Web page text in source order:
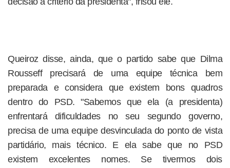
Queiroz disse, ainda, que o partido sabe que Dilma
Rousseff precisará de uma equipe técnica bem
preparada e considera que existem bons quadros
dentro do PSD. "Sabemos que ela (a presidenta)
enfrentará dificuldades no seu segundo governo,
precisa de uma equipe desvinculada do ponto de vista
partidário, mais técnico. E ela sabe que no PSD
existem excelentes nomes. Se tivermos dois